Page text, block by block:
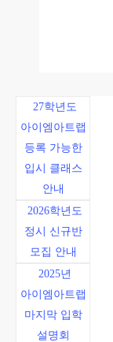
27학년도
아이엠아트랩
등록 가능한
입시 클래스
안내
2026학년도
정시 신규반
모집 안내
2025년
아이엠아트랩
마지막 입학
설명회